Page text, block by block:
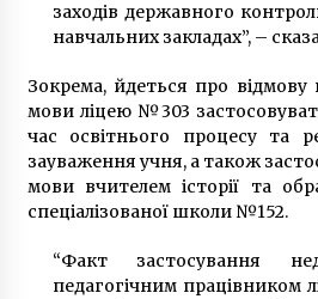
заходів державного
навчальних закладах”, –
Зокрема, йдеться про відмову
мови ліцею №303
час освітнього процесу та
зауваження учня, а також
мови вчителем історії та
спеціалізованої школи №152.
“Факт застосування
педагогічним працівником